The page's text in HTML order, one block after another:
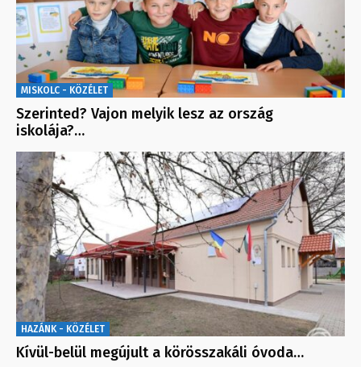
MISKOLC - KÖZÉLET
Szerinted? Vajon melyik lesz az ország
iskolája?…
HAZÁNK - KÖZÉLET
Kívül-belül megújult a körösszakáli óvoda…